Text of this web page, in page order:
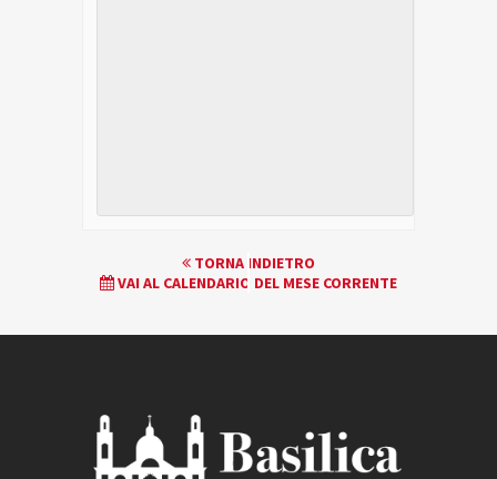
EVENTO
NAVIGATION
TORNA INDIETRO
VAI AL CALENDARIO DEL MESE CORRENTE